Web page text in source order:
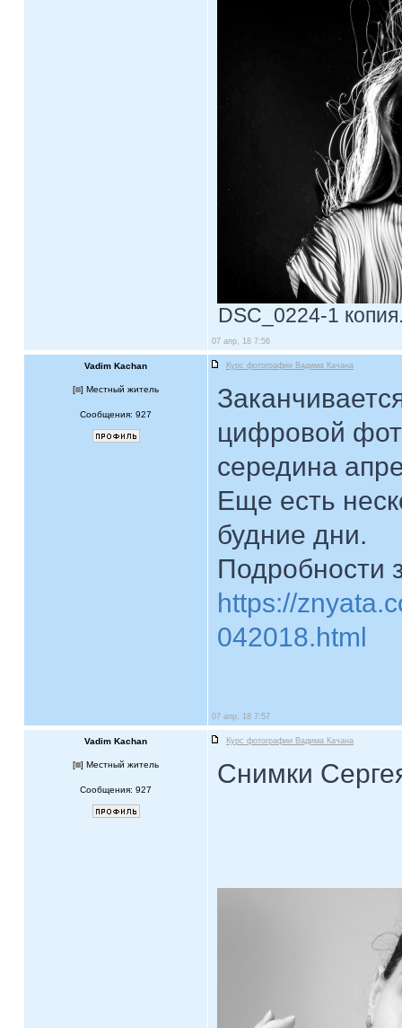
DSC_0224-1
07 апр, 18 7:56
Vadim Kachan Курс фотографии Вадима Качана
[ ] Местный житель
Сообщения: 927
цифровой
середина
Еще есть
будние дни.
Подробности
https://
042018.html
07 апр, 18 7:57
Vadim Kachan Курс фотографии Вадима Качана
[ ] Местный житель
Сообщения: 927
Снимки